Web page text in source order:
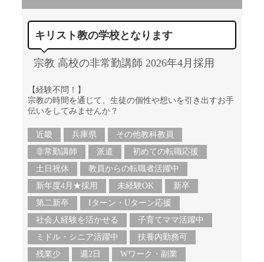
キリスト教の学校となります
宗教 高校の非常勤講師 2026年4月採用
【経験不問！】
宗教の時間を通じて、生徒の個性や想いを引き出すお手
伝いをしてみませんか？
近畿 兵庫県
その他教科教員
非常勤講師
派遣
初めての転職応援
土日祝休
教員からの転職者活躍中
新年度4月★採用
未経験OK
新卒
第二新卒
Iターン・Uターン応援
社会人経験を活かせる
子育てママ活躍中
ミドル・シニア活躍中
扶養内勤務可
残業少
週2日 Wワーク・副業